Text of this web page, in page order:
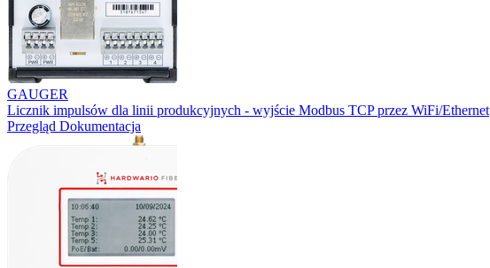
GAUGER
Licznik impulsów dla linii produkcyjnych - wyjście Modbus TCP przez WiFi/Ethernet
Przegląd Dokumentacja